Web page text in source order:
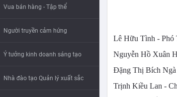
Vua bán hàng - Tập thể
Người truyền cảm hứng
Ý tưởng kinh doanh sáng tạo
Nhà đào tạo Quản lý xuất sắc
Lê Hữu Tình - Phó
Nguyễn Hồ Xuân
Đặng Thị Bích Ngà
Trịnh Kiều Lan -